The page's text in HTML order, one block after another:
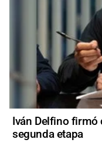
Iván Delfino
segunda etapa